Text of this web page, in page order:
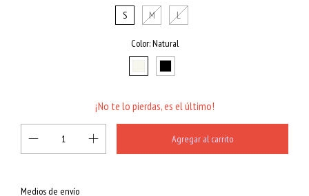
S
M L
Color:Natural
¡No te lo pierdas, es el último!
Entregas para el CP:
Medios de envío